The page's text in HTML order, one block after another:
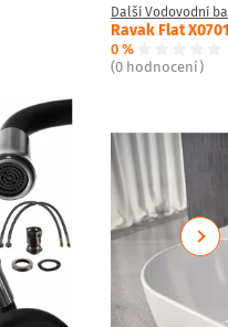
Další Vodovodní
Ravak Flat
0 %
(0 hodnocení)
Next